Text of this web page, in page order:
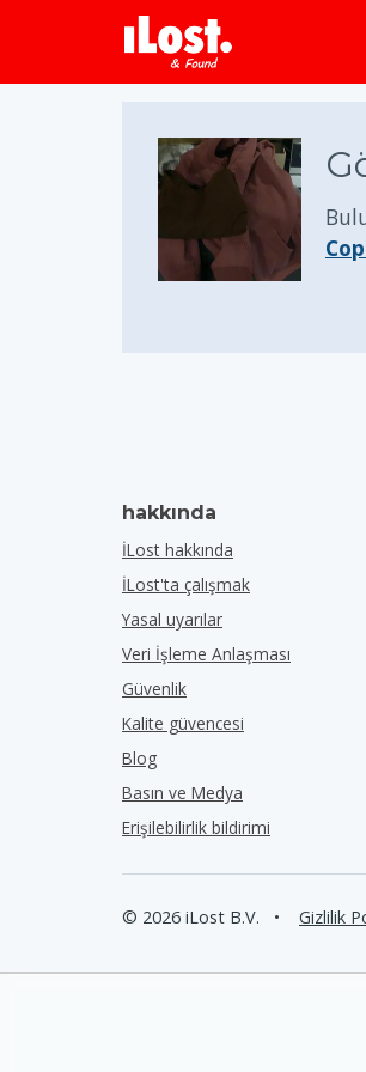
hakkında
İLost hakkında
İLost'ta çalışmak
Yasal uyarılar
Veri İşleme Anlaşması
Güvenlik
Kalite güvencesi
Blog
Basın ve Medya
Erişilebilirlik bildirimi
© 2026 iLost B.V. • Gizlilik